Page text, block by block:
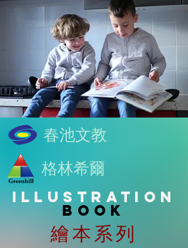
​春池文教
​格林希爾
ILLUSTRATION
BOOK
繪本系列